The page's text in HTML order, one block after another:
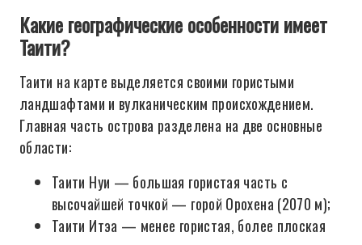
Какие географические особенности имеет
Таити?
Таити на карте выделяется своими гористыми
ландшафтами и вулканическим происхождением.
Главная часть острова разделена на две основные
области:
Таити Нуи — большая гористая часть с
высочайшей точкой — горой Орохена (2070 м);
Таити Итэа — менее гористая, более плоская